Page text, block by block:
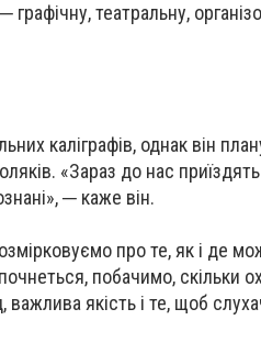
театральну,
каліграфів, однак він
«Зараз до нас приїздять
─ каже він.
про те, як і де
побачимо, скільки
якість і те, щоб